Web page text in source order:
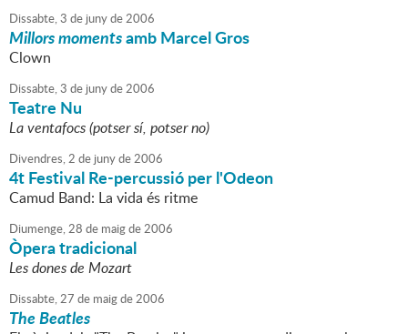
Dissabte,3 de junyde2006
Millors momentsamb Marcel Gros
Clown
Dissabte,3 de junyde2006
Teatre Nu
La ventafocs (potser sí, potser no)
Divendres,2 de junyde2006
4t Festival Re-percussió per l'Odeon
Camud Band: La vida és ritme
Diumenge,28 de maigde2006
Òpera tradicional
Les dones de Mozart
Dissabte,27 de maigde2006
The Beatles